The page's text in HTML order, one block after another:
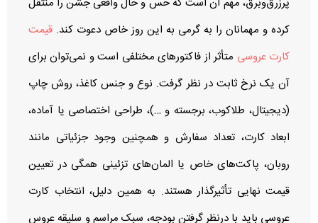
کرده و مهمانان را به گرمی به این روز خاص دعوت کند. قیمت
کارت عروسی متأثر از فاکتورهای مختلفی است و نمی‌توان برای
آن یک نرخ ثابت در نظر گرفت. نوع و جنس کاغذ، روش چاپ
(دیجیتال، طلاکوب، برجسته و …)، طراحی اختصاصی یا آماده،
ابعاد کارت، تعداد سفارش و همچنین وجود جزئیاتی مانند
روبان، پاکت‌های خاص یا المان‌های تزئینی همگی در تعیین
قیمت نهایی تأثیرگذار هستند. به همین دلیل، انتخاب کارت
عروسی باید با درنظر گرفتن بودجه، سبک مراسم و سلیقه عروس